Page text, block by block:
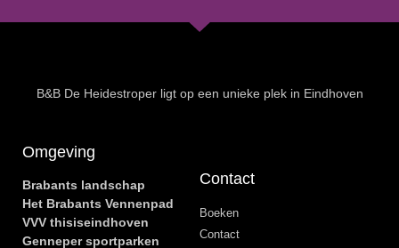
B&B De Heidestroper ligt op een unieke plek in Eindhoven
Omgeving
Brabants landschap
Het Brabants Vennenpad
VVV thisiseindhoven
Genneper sportparken
Contact
Boeken
Contact